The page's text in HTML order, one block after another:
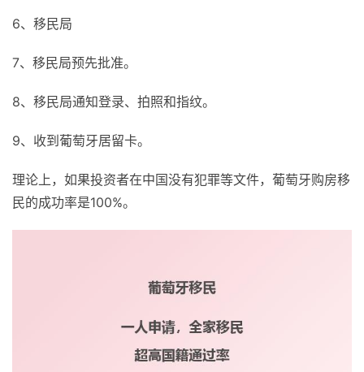
6、移民局
7、移民局预先批准。
8、移民局通知登录、拍照和指纹。
9、收到葡萄牙居留卡。
理论上，如果投资者在中国没有犯罪等文件，葡萄牙购房移
民的成功率是100%。